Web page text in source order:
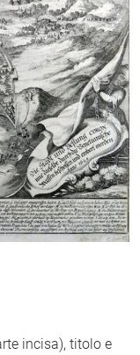
incisa), titolo e